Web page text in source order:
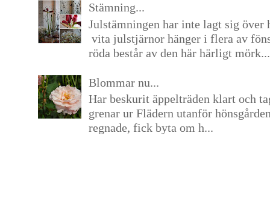
Stämning...
Julstämningen har inte lagt sig över
vita julstjärnor hänger i flera av
röda består av den här härligt mörk...
Blommar nu...
Har beskurit äppelträden klart och
grenar ur Flädern utanför
regnade, fick byta om h...